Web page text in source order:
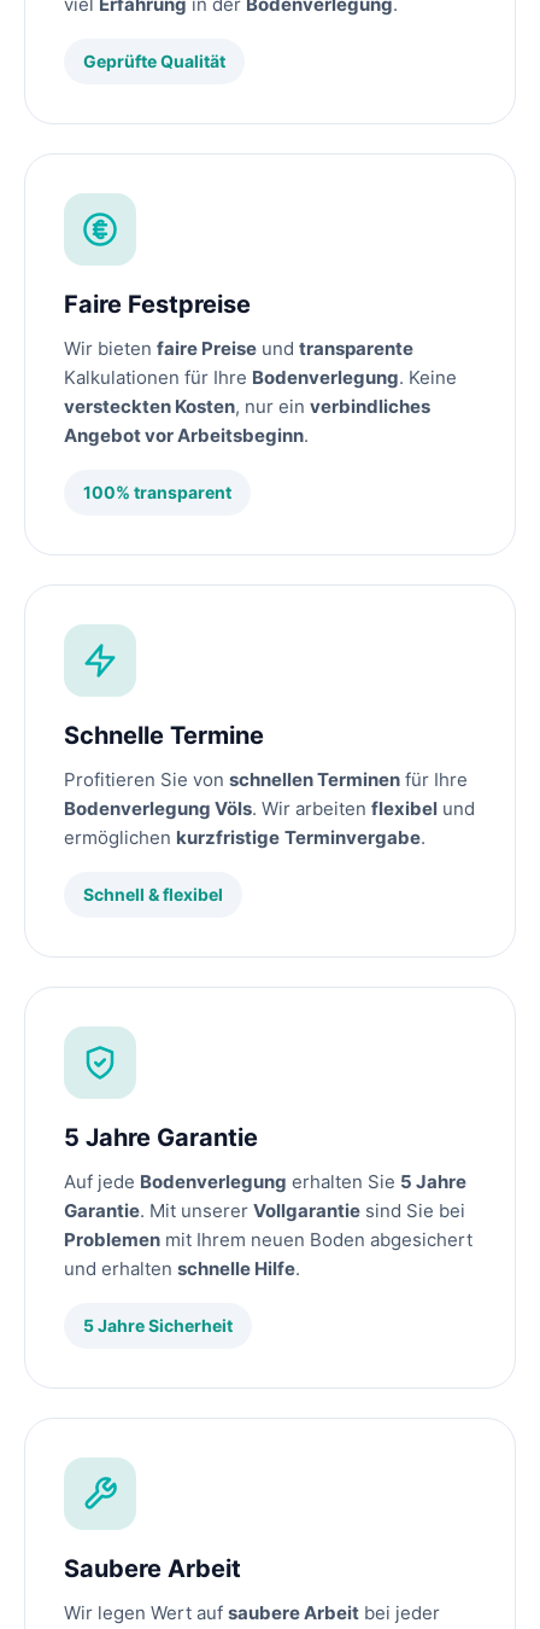
Geprüfte Qualität
Faire Festpreise
Wir bieten faire Preise und transparente
Kalkulationen für Ihre Bodenverlegung. Keine
versteckten Kosten, nur ein verbindliches
Angebot vor Arbeitsbeginn.
100% transparent
Schnelle Termine
Profitieren Sie von schnellen Terminen für Ihre
Bodenverlegung Völs. Wir arbeiten flexibel und
ermöglichen kurzfristige Terminvergabe.
Schnell & flexibel
5 Jahre Garantie
Auf jede Bodenverlegung erhalten Sie 5 Jahre
Garantie. Mit unserer Vollgarantie sind Sie bei
Problemen mit Ihrem neuen Boden abgesichert
und erhalten schnelle Hilfe.
5 Jahre Sicherheit
Saubere Arbeit
Wir legen Wert auf saubere Arbeit bei jeder